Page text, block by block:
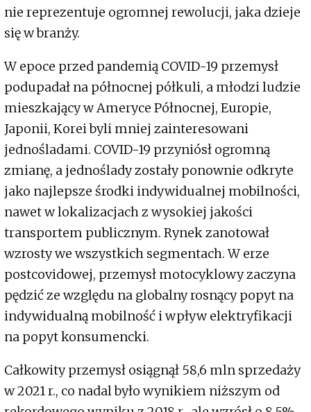
nie reprezentuje ogromnej rewolucji, jaka dzieje
się w branży.
W epoce przed pandemią COVID-19 przemysł
podupadał na północnej półkuli, a młodzi ludzie
mieszkający w Ameryce Północnej, Europie,
Japonii, Korei byli mniej zainteresowani
jednośladami. COVID-19 przyniósł ogromną
zmianę, a jednoślady zostały ponownie odkryte
jako najlepsze środki indywidualnej mobilności,
nawet w lokalizacjach z wysokiej jakości
transportem publicznym. Rynek zanotował
wzrosty we wszystkich segmentach. W erze
postcovidowej, przemysł motocyklowy zaczyna
pędzić ze względu na globalny rosnący popyt na
indywidualną mobilność i wpływ elektryfikacji
na popyt konsumencki.
Całkowity przemysł osiągnął 58,6 mln sprzedaży
w 2021 r., co nadal było wynikiem niższym od